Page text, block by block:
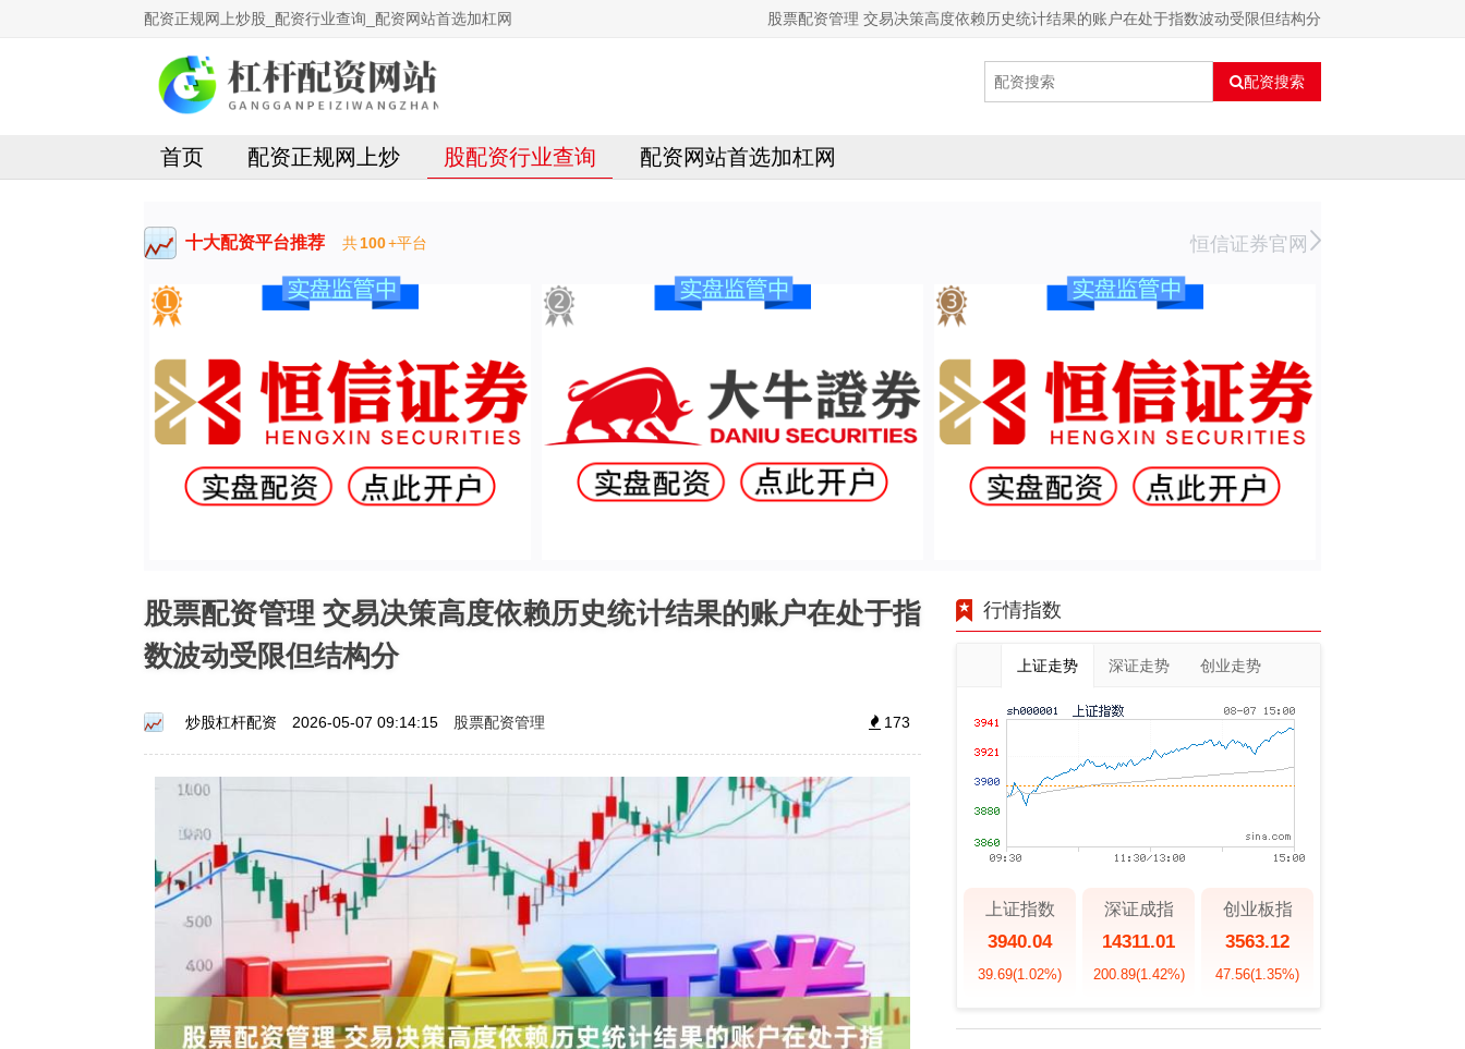
配资正规网上炒股_配资行业查询_配资网站首选加杠网 股票配资管理 交易决策高度依赖历史统计结果的账户在处于指数波动受限但结构分
配资搜索
首页 配资正规网上炒 股配资行业查询 配资网站首选加杠网
十大配资平台推荐 共100+平台 恒信证券官网
股票配资管理 交易决策高度依赖历史统计结果的账户在处于指
数波动受限但结构分
炒股杠杆配资 2026-05-07 09:14:15 股票配资管理 173
行情指数
上证走势 深证走势 创业走势
上证指数
3940.04
39.69(1.02%)
深证成指
14311.01
200.89(1.42%)
创业板指
3563.12
47.56(1.35%)